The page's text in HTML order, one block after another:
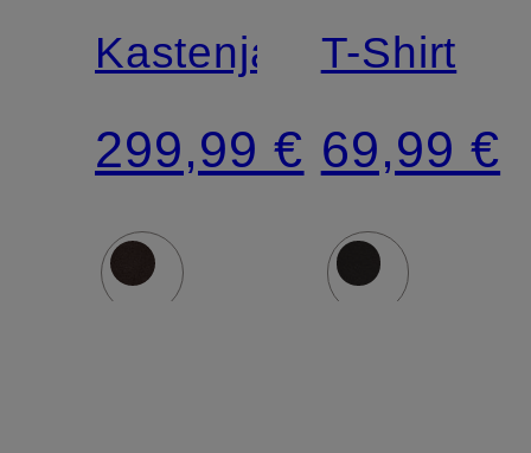
Kastenjacke
299,99 €
T-Shirt
69,99 €